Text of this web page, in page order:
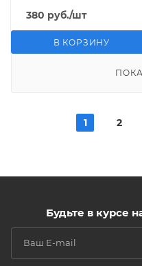
380 руб./шт
В КОРЗИНУ
1 2
Будьте в курсе